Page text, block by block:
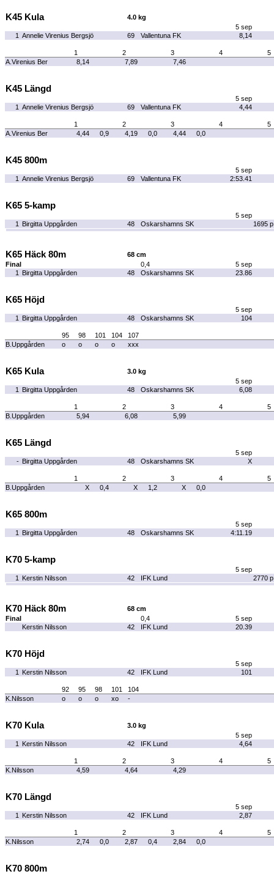
K45 Kula
4.0 kg
5 sep
1 Annelie Virenius Bergsjö 69 Vallentuna FK 8,14
1 2 3 4
5
A.Virenius Ber
8,14 7,89 7,46
K45 Längd
5 sep
1 Annelie Virenius Bergsjö 69 Vallentuna FK 4,44
1 2 3 4
5
A.Virenius Ber
4,44 0,9 4,19 0,0 4,44 0,0
K45 800m
5 sep
1 Annelie Virenius Bergsjö 69 Vallentuna FK 2:53.41
K65 5-kamp
5 sep
1
Birgitta Uppgården 48 Oskarshamns SK 1695 p
K65 Häck 80m
68 cm
Final
0,4
5 sep
1
Birgitta Uppgården 48 Oskarshamns SK 23.86
K65 Höjd
5 sep
1
Birgitta Uppgården 48 Oskarshamns SK 104
95 98 101 104
107
B.Uppgården
o o o o xxx
K65 Kula
3.0 kg
5 sep
1
Birgitta Uppgården 48 Oskarshamns SK 6,08
1 2 3 4
5
B.Uppgården
5,94 6,08 5,99
K65 Längd
5 sep
- Birgitta Uppgården 48 Oskarshamns SK X
1 2 3 4
5
B.Uppgården
X 0,4 X 1,2 X 0,0
K65 800m
5 sep
1
Birgitta Uppgården 48 Oskarshamns SK 4:11.19
K70 5-kamp
5 sep
1
Kerstin Nilsson 42 IFK Lund 2770 p
K70 Häck 80m
68 cm
Final
0,4
5 sep
Kerstin Nilsson
42 IFK Lund 20.39
K70 Höjd
5 sep
1
Kerstin Nilsson 42 IFK Lund 101
92 95 98 101
104
K.Nilsson
o o o xo -
K70 Kula
3.0 kg
5 sep
1
Kerstin Nilsson 42 IFK Lund 4,64
1 2 3 4
5
K.Nilsson
4,59 4,64 4,29
K70 Längd
5 sep
1
Kerstin Nilsson 42 IFK Lund 2,87
1 2 3 4
5
K.Nilsson
2,74 0,0 2,87 0,4 2,84 0,0
K70 800m